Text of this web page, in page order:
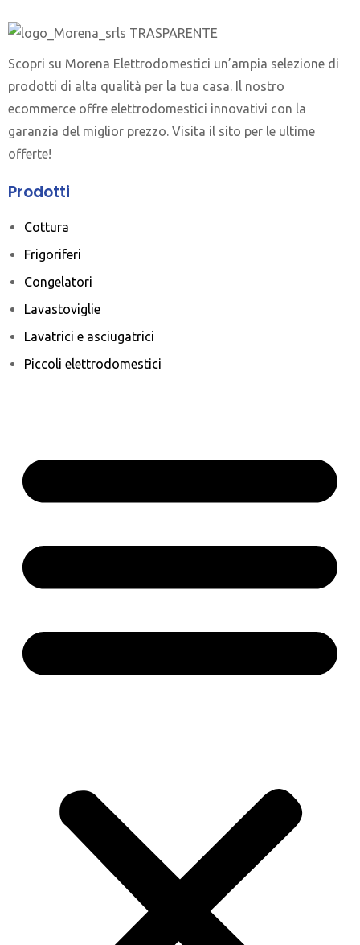
Scopri su Morena Elettrodomestici un’ampia selezione di
prodotti di alta qualità per la tua casa. Il nostro
ecommerce offre elettrodomestici innovativi con la
garanzia del miglior prezzo. Visita il sito per le ultime
offerte!
Prodotti
Cottura
Frigoriferi
Congelatori
Lavastoviglie
Lavatrici e asciugatrici
Piccoli elettrodomestici